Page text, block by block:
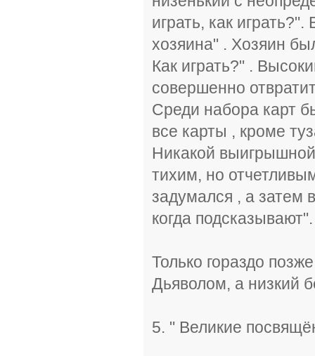
играть, как
хозяина" . Хозяин
Как играть?" .
совершенно
Среди набора карт
все карты , кроме
Никакой
тихим, но
задумался , а затем
когда
Только гораздо
Дьяволом, а низкий
5. " Великие